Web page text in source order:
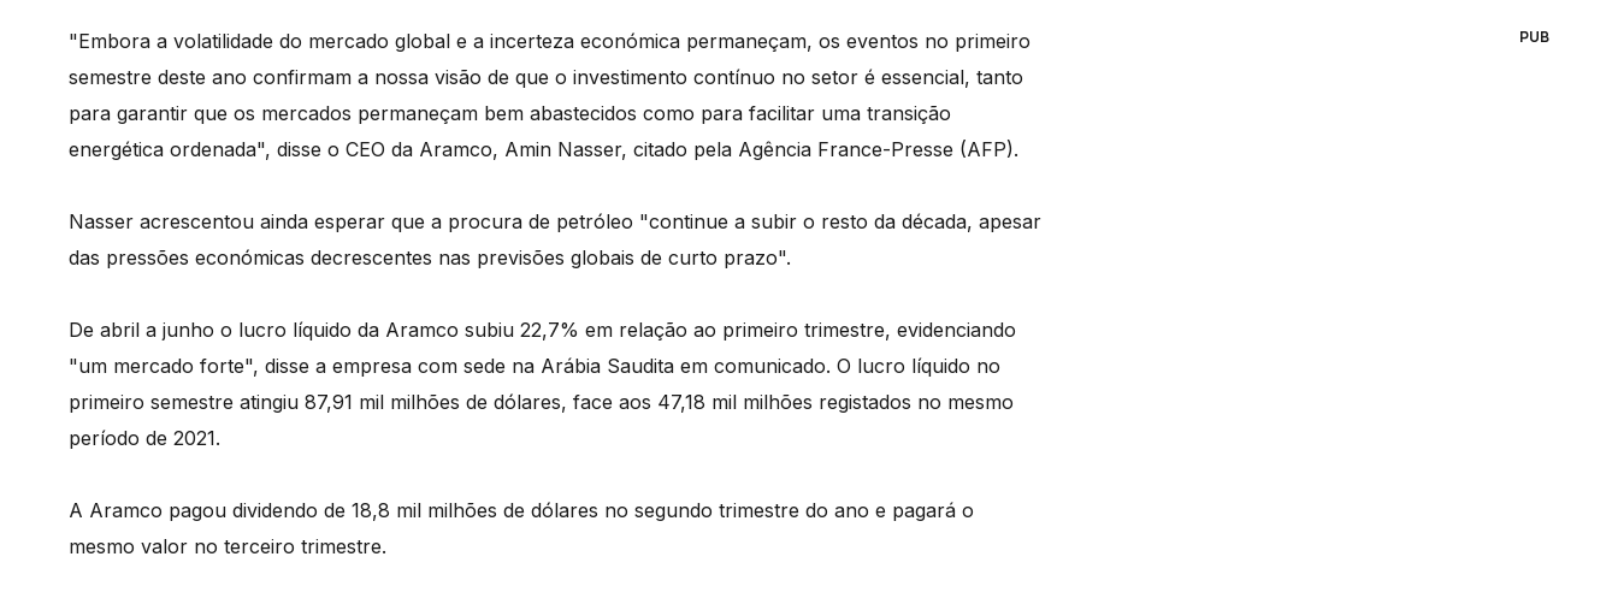
"Embora a volatilidade do mercado global e a incerteza económica permaneçam, os eventos no primeiro
semestre deste ano confirmam a nossa visão de que o investimento contínuo no setor é essencial, tanto
para garantir que os mercados permaneçam bem abastecidos como para facilitar uma transição
energética ordenada", disse o CEO da Aramco, Amin Nasser, citado pela Agência France-Presse (AFP).
Nasser acrescentou ainda esperar que a procura de petróleo "continue a subir o resto da década, apesar
das pressões económicas decrescentes nas previsões globais de curto prazo".
De abril a junho o lucro líquido da Aramco subiu 22,7% em relação ao primeiro trimestre, evidenciando
"um mercado forte", disse a empresa com sede na Arábia Saudita em comunicado. O lucro líquido no
primeiro semestre atingiu 87,91 mil milhões de dólares, face aos 47,18 mil milhões registados no mesmo
período de 2021.
A Aramco pagou dividendo de 18,8 mil milhões de dólares no segundo trimestre do ano e pagará o
mesmo valor no terceiro trimestre.
PUB